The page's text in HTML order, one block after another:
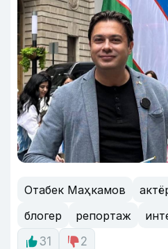
Отабек Маҳкамов
блогер
репортаж
31
2